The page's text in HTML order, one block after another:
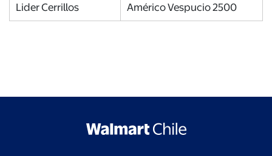
Lider Cerrillos Américo Vespucio 2500